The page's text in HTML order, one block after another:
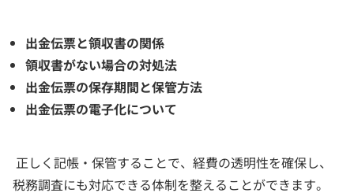
出金伝票と領収書の関係
領収書がない場合の対処法
出金伝票の保存期間と保管方法
出金伝票の電子化について
正しく記帳・保管することで、経費の透明性を確保し、
税務調査にも対応できる体制を整えることができます。